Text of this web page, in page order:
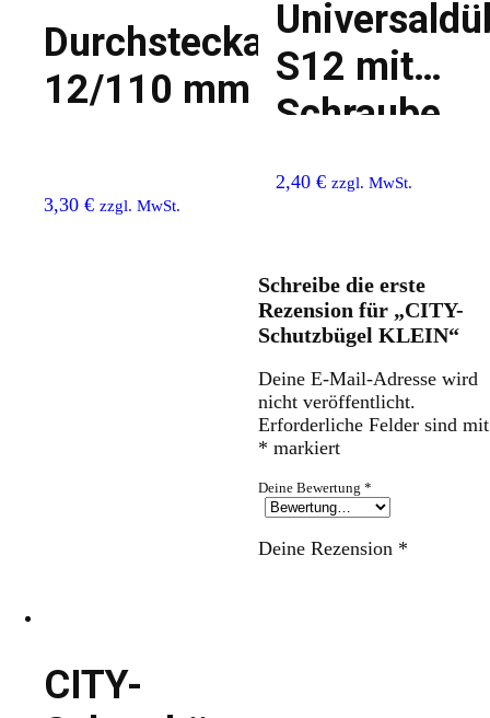
Durchsteckanker
12/110 mm
3,30 € zzgl. MwSt.
S12 mit
Schraube
2,40€ zzgl. MwSt.
CITY-
Schreibe die erste
Rezension für „CITY-
Schutzbügel KLEIN“
Deine E-Mail-Adresse wird
nicht veröffentlicht.
Erforderliche Felder sind mit
* markiert
Deine Bewertung *
Deine Rezension *